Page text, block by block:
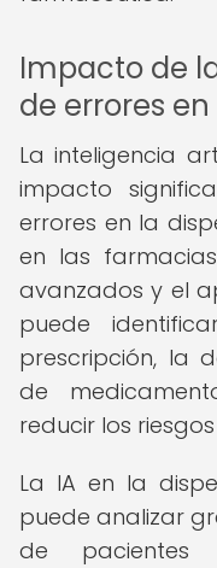
Impacto de
de errores
La inteligencia
impacto
errores en la
en las
avanzados y el
puede
prescripción, la
de
reducir los
La IA en la
puede analizar
de pacientes